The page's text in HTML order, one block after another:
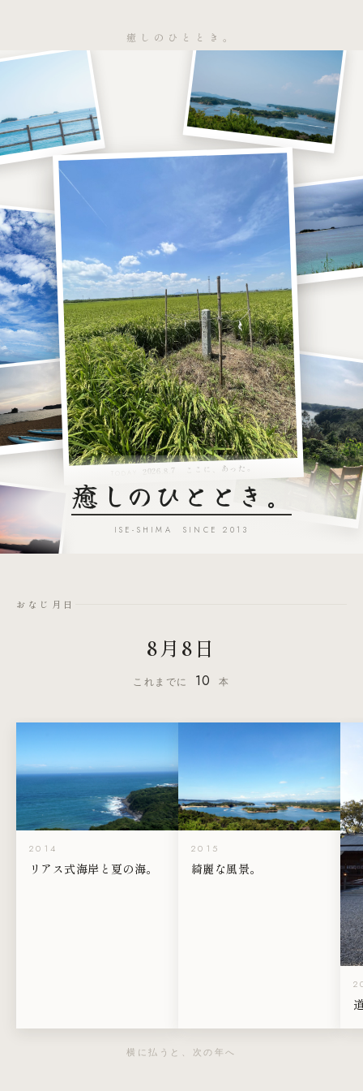
癒しのひととき。
2026.8.7 ここに、あった。
癒しのひととき。
ISE-SHIMA SINCE 2013
おなじ月日
8月8日
これまでに 10 本
2014
リアス式海岸と夏の海。
2015
綺麗な風景。
横に払うと、次の年へ